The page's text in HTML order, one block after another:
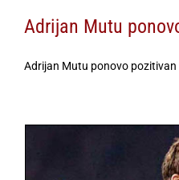
Adrijan Mutu
Adrijan Mutu ponovo pozitivan